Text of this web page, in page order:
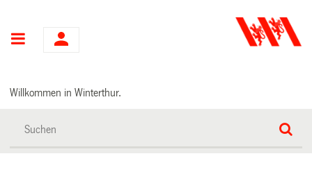
Hauptnavigation
Willkommen in Winterthur.